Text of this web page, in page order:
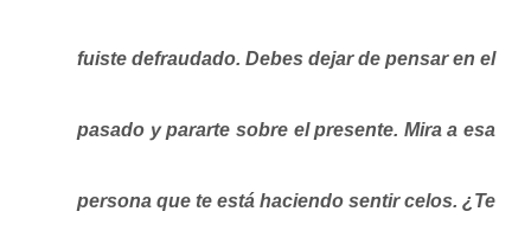
fuiste defraudado. Debes dejar de pensar en el
pasado y pararte sobre el presente. Mira a esa
persona que te está haciendo sentir celos. ¿Te